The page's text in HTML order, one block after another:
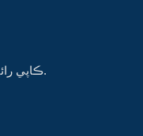
© ڪاپي رائيٽ - 2010-2023: سڀ حق محفوظ آهن.